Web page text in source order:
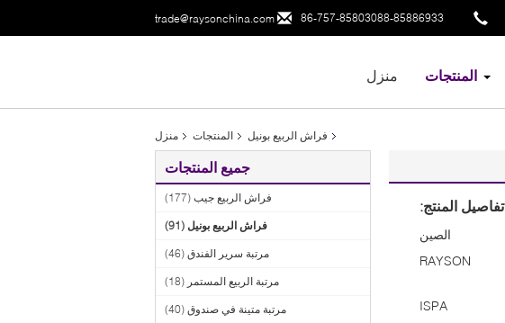
trade@raysonchina.com 86-757-85803088-85886933
منزل المنتجات
منزل المنتجات فراش الربيع بونيل
جميع المنتجات
فراش الربيع جيب (177)
فراش الربيع بونيل (91)
مرتبة سرير الفندق (46)
مرتبة الربيع المستمر (18)
مرتبة متينة في صندوق (40)
تفاصيل المنتج:
الصين
RAYSON
ISPA